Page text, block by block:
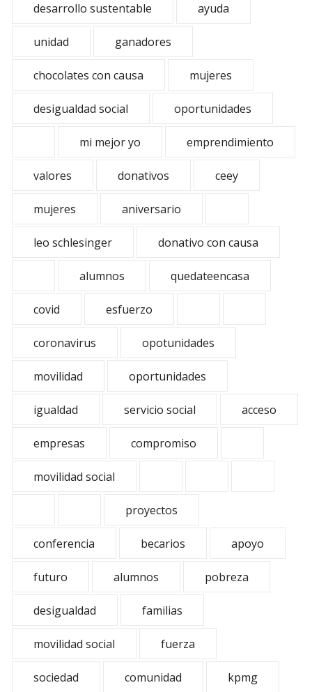
desarrollo sustentable ayuda
unidad ganadores
chocolates con causa mujeres
desigualdad social oportunidades
mi mejor yo emprendimiento
valores donativos ceey
mujeres aniversario
leo schlesinger donativo con causa
alumnos quedateencasa
covid esfuerzo
coronavirus opotunidades
movilidad oportunidades
igualdad servicio social acceso
empresas compromiso
movilidad social
proyectos
conferencia becarios apoyo
futuro alumnos pobreza
desigualdad familias
movilidad social fuerza
sociedad comunidad kpmg